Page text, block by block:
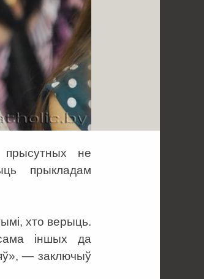
прысутных не
прыкладам
хто верыць.
іншых да
— заключыў